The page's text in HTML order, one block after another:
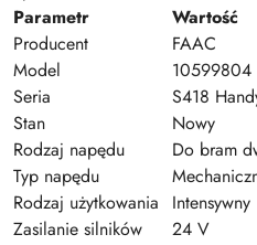
Parametr
Wartość
Producent
FAAC
Model
10599804
Seria
S418
Stan
Nowy
Rodzaj napędu
Do bram
Typ napędu
Rodzaj użytkowania
Intensywny
Zasilanie silników
24 V